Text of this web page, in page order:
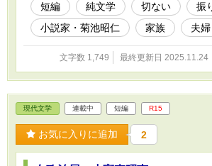
短編 純文学 切ない
振
小説家・菊池昭仁
家族 夫婦
文字数 1,749 最終更新日 2025.11.24
現代文学 連載中 短編 R15
お気に入りに追加 2